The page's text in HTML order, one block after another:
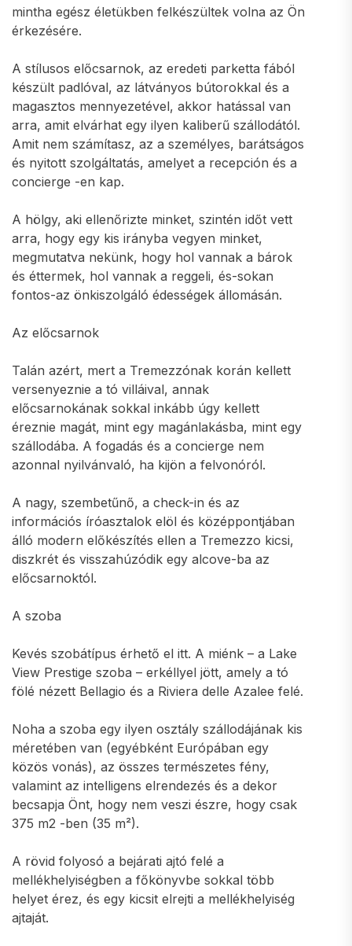
mintha egész életükben felkészültek volna az Ön
érkezésére.
A stílusos előcsarnok, az eredeti parketta fából
készült padlóval, az látványos bútorokkal és a
magasztos mennyezetével, akkor hatással van
arra, amit elvárhat egy ilyen kaliberű szállodától.
Amit nem számítasz, az a személyes, barátságos
és nyitott szolgáltatás, amelyet a recepción és a
concierge -en kap.
A hölgy, aki ellenőrizte minket, szintén időt vett
arra, hogy egy kis irányba vegyen minket,
megmutatva nekünk, hogy hol vannak a bárok
és éttermek, hol vannak a reggeli, és-sokan
fontos-az önkiszolgáló édességek állomásán.
Az előcsarnok
Talán azért, mert a Tremezzónak korán kellett
versenyeznie a tó villáival, annak
előcsarnokának sokkal inkább úgy kellett
éreznie magát, mint egy magánlakásba, mint egy
szállodába. A fogadás és a concierge nem
azonnal nyilvánvaló, ha kijön a felvonóról.
A nagy, szembetűnő, a check-in és az
információs íróasztalok elöl és középpontjában
álló modern előkészítés ellen a Tremezzo kicsi,
diszkrét és visszahúzódik egy alcove-ba az
előcsarnoktól.
A szoba
Kevés szobátípus érhető el itt. A miénk – a Lake
View Prestige szoba – erkéllyel jött, amely a tó
fölé nézett Bellagio és a Riviera delle Azalee felé.
Noha a szoba egy ilyen osztály szállodájának kis
méretében van (egyébként Európában egy
közös vonás), az összes természetes fény,
valamint az intelligens elrendezés és a dekor
becsapja Önt, hogy nem veszi észre, hogy csak
375 m2 -ben (35 m²).
A rövid folyosó a bejárati ajtó felé a
mellékhelyiségben a főkönyvbe sokkal több
helyet érez, és egy kicsit elrejti a mellékhelyiség
ajtaját.